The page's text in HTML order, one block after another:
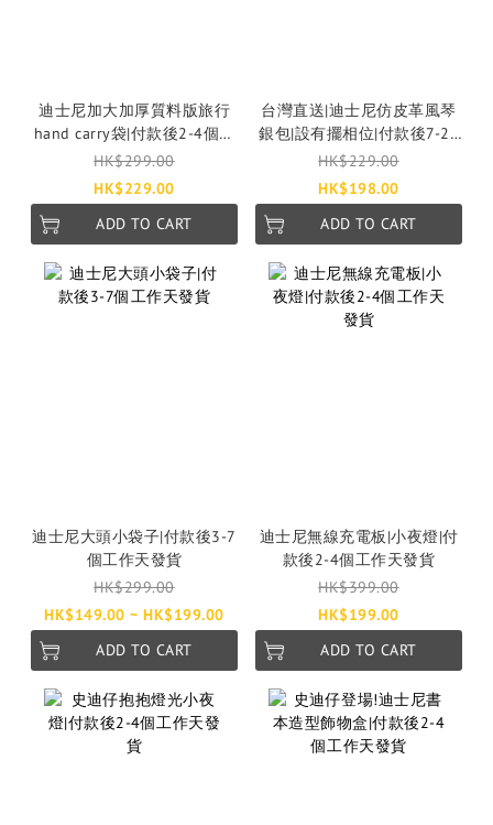
迪士尼加大加厚質料版旅行
hand carry袋|付款後2-4個工
作天發貨
HK$299.00
HK$229.00
ADD TO CART
台灣直送|迪士尼仿皮革風琴
銀包|設有擺相位|付款後7-21
個工作天發貨
HK$229.00
HK$198.00
ADD TO CART
迪士尼大頭小袋子|付款後3-7
個工作天發貨
HK$299.00
HK$149.00 ~ HK$199.00
ADD TO CART
迪士尼無線充電板|小夜燈|付
款後2-4個工作天發貨
HK$399.00
HK$199.00
ADD TO CART